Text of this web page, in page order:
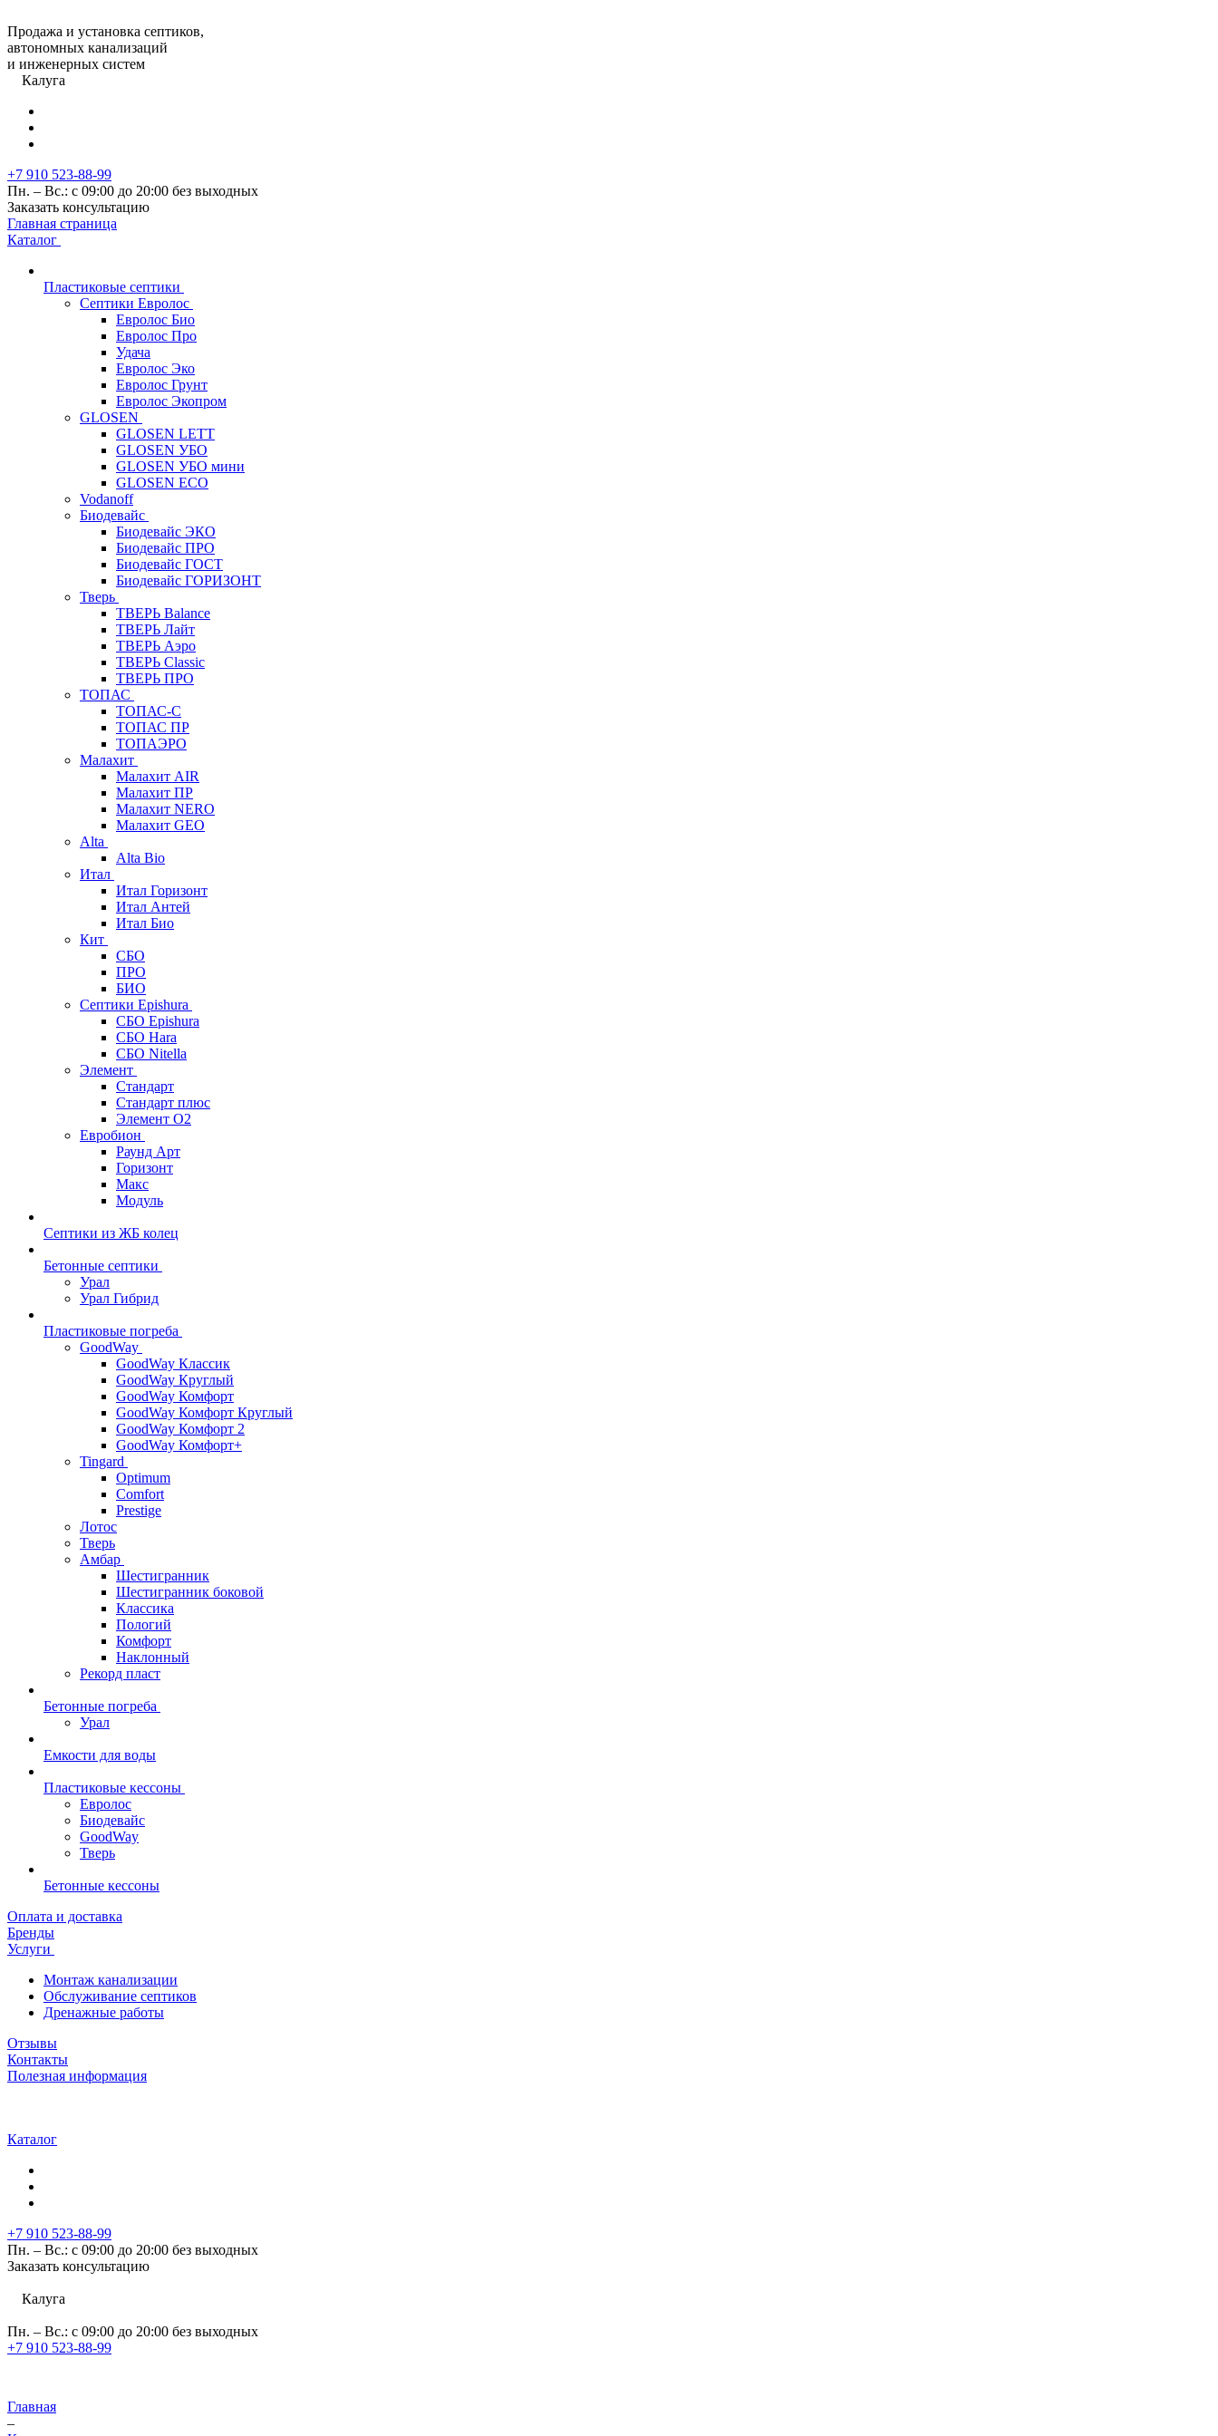
Продажа и установка септиков,
автономных канализаций
и инженерных систем
Калуга
+7 910 523-88-99
Пн. – Вс.: с 09:00 до 20:00 без выходных
Заказать консультацию
Главная страница
Каталог
Пластиковые септики
Септики Евролос
Евролос Био
Евролос Про
Удача
Евролос Эко
Евролос Грунт
Евролос Экопром
GLOSEN
GLOSEN LETT
GLOSEN УБО
GLOSEN УБО мини
GLOSEN ECO
Vodanoff
Биодевайс
Биодевайс ЭКО
Биодевайс ПРО
Биодевайс ГОСТ
Биодевайс ГОРИЗОНТ
Тверь
ТВЕРЬ Balance
ТВЕРЬ Лайт
ТВЕРЬ Аэро
ТВЕРЬ Classic
ТВЕРЬ ПРО
ТОПАС
ТОПАС-С
ТОПАС ПР
ТОПАЭРО
Малахит
Малахит AIR
Малахит ПР
Малахит NERO
Малахит GEO
Alta
Alta Bio
Итал
Итал Горизонт
Итал Антей
Итал Био
Кит
СБО
ПРО
БИО
Септики Epishura
СБО Epishura
СБО Hara
СБО Nitella
Элемент
Стандарт
Стандарт плюс
Элемент О2
Евробион
Раунд Арт
Горизонт
Макс
Модуль
Септики из ЖБ колец
Бетонные септики
Урал
Урал Гибрид
Пластиковые погреба
GoodWay
GoodWay Классик
GoodWay Круглый
GoodWay Комфорт
GoodWay Комфорт Круглый
GoodWay Комфорт 2
GoodWay Комфорт+
Tingard
Optimum
Comfort
Prestige
Лотос
Тверь
Амбар
Шестигранник
Шестигранник боковой
Классика
Пологий
Комфорт
Наклонный
Рекорд пласт
Бетонные погреба
Урал
Емкости для воды
Пластиковые кессоны
Евролос
Биодевайс
GoodWay
Тверь
Бетонные кессоны
Оплата и доставка
Бренды
Услуги
Монтаж канализации
Обслуживание септиков
Дренажные работы
Отзывы
Контакты
Полезная информация
Каталог
+7 910 523-88-99
Пн. – Вс.: с 09:00 до 20:00 без выходных
Заказать консультацию
Калуга
Пн. – Вс.: с 09:00 до 20:00 без выходных
+7 910 523-88-99
Главная
–